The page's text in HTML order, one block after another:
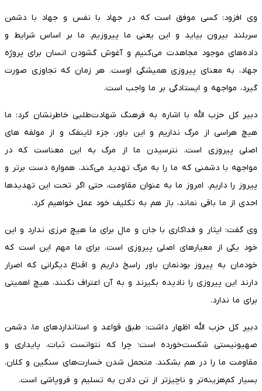
وی افزود: کسی موفق است که در جهاد با نفس و جهاد با دشمن
سربلند بیرون بیاید و این یعنی ما پیروزیم. ما بر اساس شرایط و
داده‌های موجود مجاهدت می‌کنیم و آغوش گشودن انسان برای پروژه
جهاد، به معنای پیروزی همیشگی اوست. هر زمان که تجاوزی صورت
گیرد، مواجهه و ایستادگی بر ما واجب است.
دبیر کل حزب الله با اشاره به فرهنگ شهادت‌طلبی خاطرنشان کرد: ما
هیچ هراسی از مرگ نداریم و این باور، جزء لاینفک و از مولفه های
اصلی پیروزی است. نترسیدن ما از مرگ به این معناست که در
مواجهه با دشمنی که ما را به مرگ تهدید می‌کند، همواره دست برتر و
پیروز را داریم. امروز ما به عنوان مقاومت، حتی اگر تحت این تهدیدها
احدی از ما باقی نماند، باز هم به تکلیف خود عمل خواهیم کرد.
وی گفت: ایثار و فداکاری با جان و مال برای ما هیچ مرزی ندارد و این
خود یکی از معیارهای اصلی پیروزی است. برای ما مهم این است که
خودمان به پیروز بودنمان باور راسخ داریم و اقناع دیگرانی که اصرار
دارند این پیروزی را نادیده بگیرند و به آن اعتراف نکنند، هیچ اهمیتی
برای ما ندارد.
دبیر کل حزب الله اظهار داشت: طبق قواعد و استانداردهای ما، دشمن
صهیونیستی شکست‌خورده است؛ چرا که نتوانست ثبات، پایداری و
مقاومت ما را در هم بشکند. متحمل شدن خسارت‌های سنگین و کلان،
بسیار کم‌هزینه‌تر و ناچیزتر از تن دادن به تسلیم و فروپاشی است.